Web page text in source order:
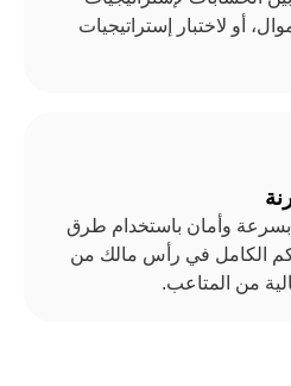
أو لاختبار إستراتيجيات
بسرعة وأمان باستخدام طرق
الكامل في رأس مالك من
من المتاعب.